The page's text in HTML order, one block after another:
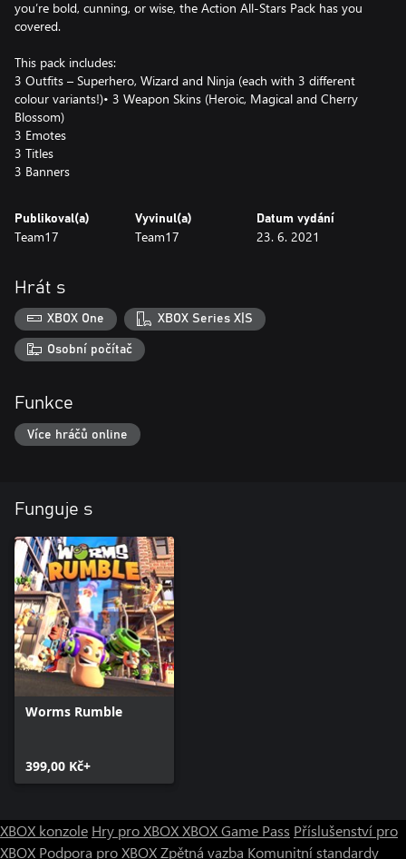
you’re bold, cunning, or wise, the Action All-Stars Pack has you
covered.
This pack includes:
3 Outfits – Superhero, Wizard and Ninja (each with 3 different
colour variants!)• 3 Weapon Skins (Heroic, Magical and Cherry
Blossom)
3 Emotes
3 Titles
3 Banners
Publikoval(a)
Team17
Vyvinul(a)
Team17
Datum vydání
23. 6. 2021
Hrát s
XBOX One XBOX Series X|S
Osobní počítač
Funkce
Více hráčů online
Funguje s
Worms Rumble
399,00 Kč+
XBOX konzole Hry pro XBOXXBOX Game Pass Příslušenství pro
XBOX Podpora pro XBOXZpětná vazba Komunitní standardy